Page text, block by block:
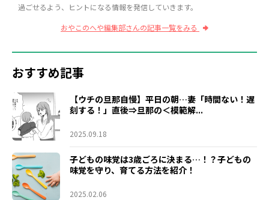
過ごせるよう、ヒントになる情報を発信していきます。
おやこのへや編集部さんの記事一覧をみる
おすすめ記事
【ウチの旦那自慢】平日の朝…妻「時間ない！遅
刻する！」直後⇒旦那の＜模範解...
2025.09.18
子どもの味覚は3歳ごろに決まる…！？子どもの
味覚を守り、育てる方法を紹介！
2025.02.06